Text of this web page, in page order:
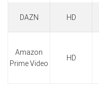
DAZN HD
Amazon
Prime Video
HD